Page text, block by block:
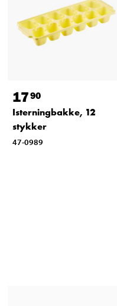
1790
Isterningbakke, 12
stykker
47-0989